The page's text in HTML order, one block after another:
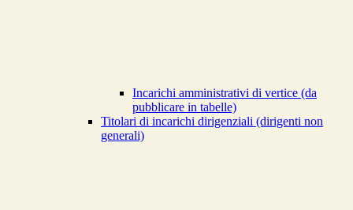
Incarichi amministrativi di vertice (da
pubblicare in tabelle)
Titolari di incarichi dirigenziali (dirigenti non
generali)